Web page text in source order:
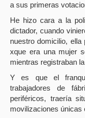
a sus primeras
He hizo cara a la
dictador, cuando
nuestro domicilio,
xque era una mujer
mientras registraban
Y es que el
trabajadores de
periféricos, traería
movilizaciones únicas